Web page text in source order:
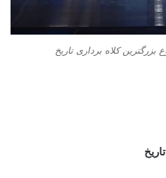
بزرگترین کلاه برداری تاریخ